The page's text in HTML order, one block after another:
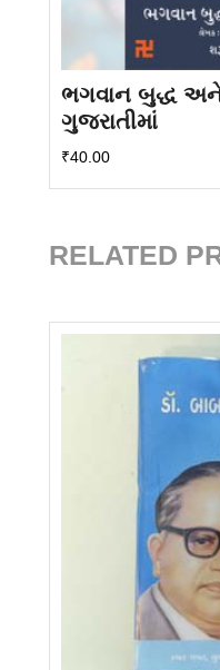
ભગવાન બુદ્ધ અને
ગુજરાતીમાં
₹40.00
RELATED